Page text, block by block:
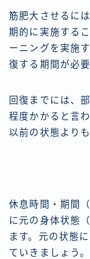
筋肥大させるに
期的に実施する
ーニングを実施
復する期間が必
回復までには、
程度かかると言
以前の状態より
休息時間・期間
に元の身体状態
ます。元の状態
ていきましょう。